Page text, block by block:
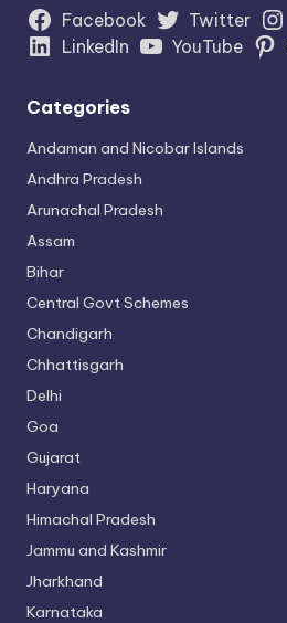
Facebook Twitter
LinkedIn
YouTube
Categories
Andaman and Nicobar Islands
Andhra Pradesh
Arunachal Pradesh
Assam
Bihar
Central Govt Schemes
Chandigarh
Chhattisgarh
Delhi
Goa
Gujarat
Haryana
Himachal Pradesh
Jammu and Kashmir
Jharkhand
Karnataka